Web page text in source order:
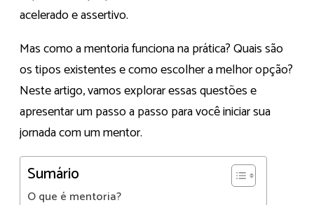
acelerado e assertivo.
Mas como a mentoria funciona na prática? Quais são
os tipos existentes e como escolher a melhor opção?
Neste artigo, vamos explorar essas questões e
apresentar um passo a passo para você iniciar sua
jornada com um mentor.
Sumário
O que é mentoria?